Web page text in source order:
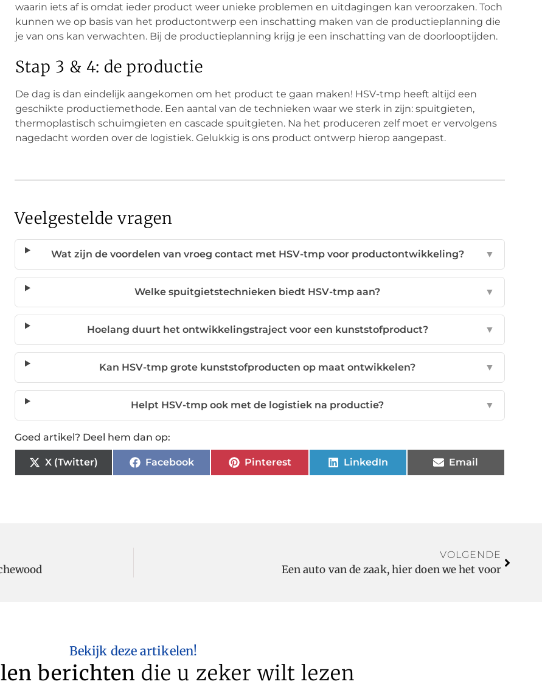
waarin iets af is omdat ieder product weer unieke problemen en uitdagingen kan veroorzaken. Toch
kunnen we op basis van het productontwerp een inschatting maken van de productieplanning die
je van ons kan verwachten. Bij de productieplanning krijg je een inschatting van de doorlooptijden.
Stap 3 & 4: de productie
De dag is dan eindelijk aangekomen om het product te gaan maken! HSV-tmp heeft altijd een
geschikte productiemethode. Een aantal van de technieken waar we sterk in zijn: spuitgieten,
thermoplastisch schuimgieten en cascade spuitgieten. Na het produceren zelf moet er vervolgens
nagedacht worden over de logistiek. Gelukkig is ons product ontwerp hierop aangepast.
Veelgestelde vragen
Wat zijn de voordelen van vroeg contact met HSV-tmp voor productontwikkeling? ▼
Welke spuitgietstechnieken biedt HSV-tmp aan? ▼
Hoelang duurt het ontwikkelingstraject voor een kunststofproduct? ▼
Kan HSV-tmp grote kunststofproducten op maat ontwikkelen? ▼
Helpt HSV-tmp ook met de logistiek na productie? ▼
Goed artikel? Deel hem dan op:
X (Twitter) Facebook Pinterest LinkedIn Email
VOLGENDE
Een auto van de zaak, hier doen we het voor
Bekijk deze artikelen!
berichten die u zeker wilt lezen